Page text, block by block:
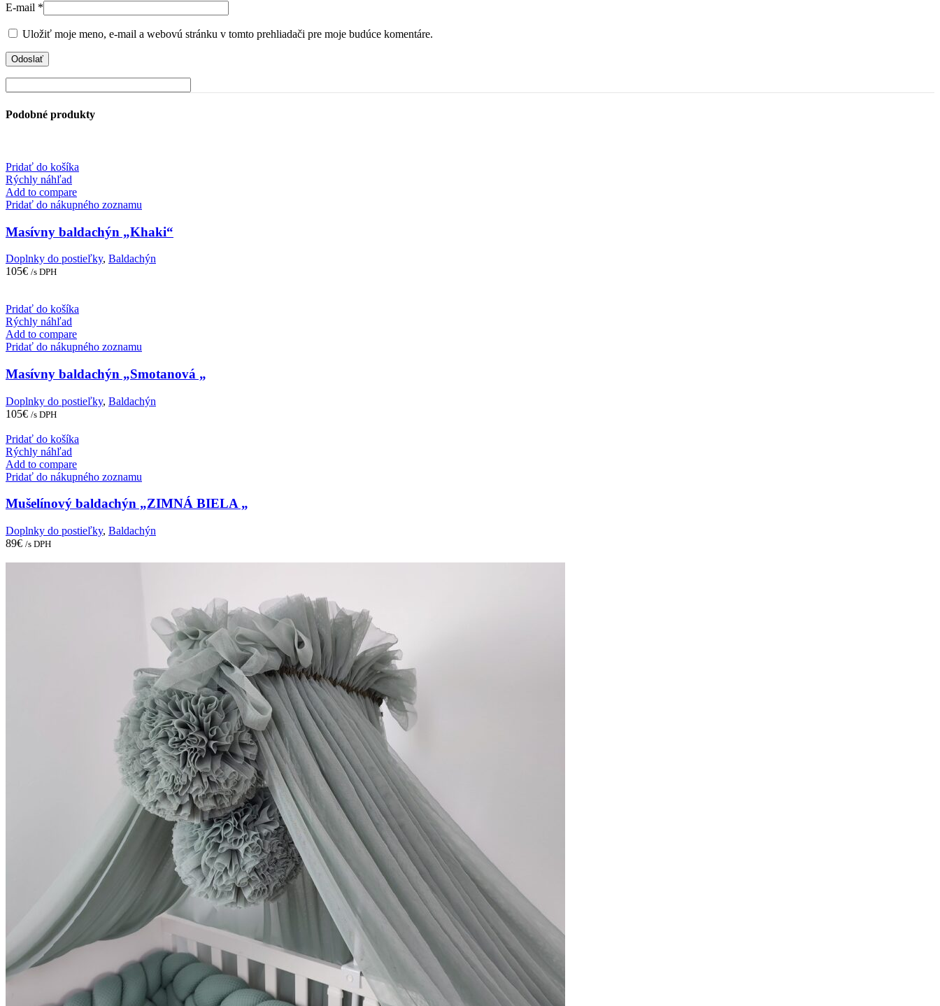
E-mail *
Uložiť moje meno, e-mail a webovú stránku v tomto prehliadači pre moje budúce komentáre.
Podobné produkty
Pridať do košíka
Rýchly náhľad
Add to compare
Pridať do nákupného zoznamu
Masívny baldachýn „Khaki“
Doplnky do postieľky, Baldachýn
105€ /s DPH
Pridať do košíka
Rýchly náhľad
Add to compare
Pridať do nákupného zoznamu
Masívny baldachýn „Smotanová „
Doplnky do postieľky, Baldachýn
105€ /s DPH
Pridať do košíka
Rýchly náhľad
Add to compare
Pridať do nákupného zoznamu
Mušelínový baldachýn „ZIMNÁ BIELA „
Doplnky do postieľky, Baldachýn
89€ /s DPH